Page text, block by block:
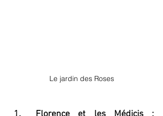
Le jardin des Roses